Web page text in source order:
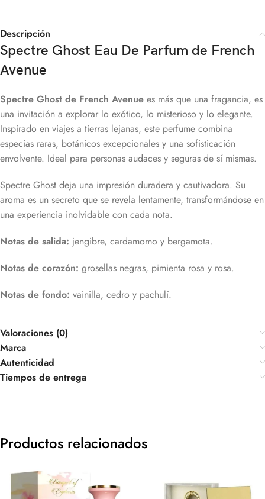
Descripción
Spectre Ghost Eau De Parfum de French
Avenue
Spectre Ghost de French Avenue es más que una fragancia, es
una invitación a explorar lo exótico, lo misterioso y lo elegante.
Inspirado en viajes a tierras lejanas, este perfume combina
especias raras, botánicos excepcionales y una sofisticación
envolvente. Ideal para personas audaces y seguras de sí mismas.
Spectre Ghost deja una impresión duradera y cautivadora. Su
aroma es un secreto que se revela lentamente, transformándose en
una experiencia inolvidable con cada nota.
Notas de salida: jengibre, cardamomo y bergamota.
Notas de corazón: grosellas negras, pimienta rosa y rosa.
Notas de fondo: vainilla, cedro y pachulí.
Valoraciones (0)
Marca
Autenticidad
Tiempos de entrega
Productos relacionados